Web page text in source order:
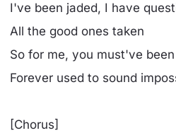
I've been jaded, I have
All the good ones taken
So for me, you must've
Forever used to sound
[Chorus]